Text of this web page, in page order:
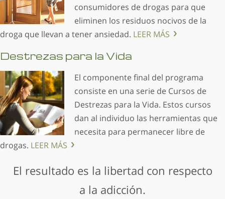
consumidores de drogas para que
eliminen los residuos nocivos de la
droga que llevan a tener ansiedad. LEER MÁS
Destrezas para la Vida
El componente final del programa
consiste en una serie de Cursos de
Destrezas para la Vida. Estos cursos
dan al individuo las herramientas que
necesita para permanecer libre de
drogas. LEER MÁS
El resultado es la libertad con respecto
a la adicción.